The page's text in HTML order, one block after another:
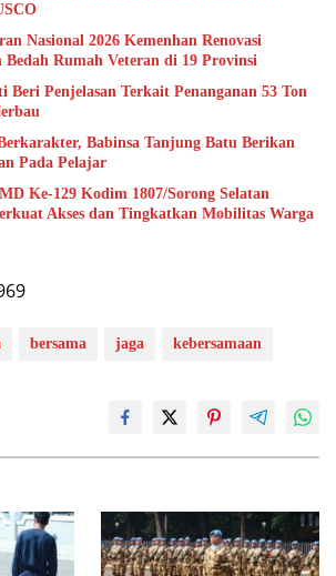
Nasional 2026 Kemenhan Renovasi
Rumah Veteran di 19 Provinsi
Beri Penjelasan Terkait Penanganan 53 Ton
Babinsa Tanjung Batu Berikan
Pada Pelajar
Ke-129 Kodim 1807/Sorong Selatan
Akses dan Tingkatkan Mobilitas Warga
bersama jaga kebersamaan